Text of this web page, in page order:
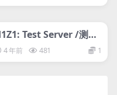
svip专属
Test Server /测试
务器
4 年前 481 1